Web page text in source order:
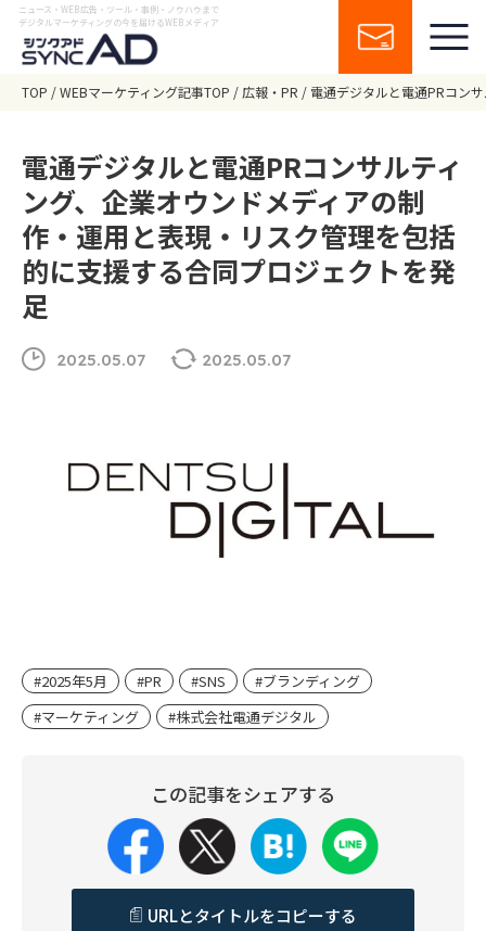
ニュース・WEB広告・ツール・事例・ノウハウまで
デジタルマーケティングの今を届けるWEBメディア
TOP WEBマーケティング記事TOP 広報・PR 電通デジタルと電通PRコン
電通デジタルと電通PRコンサルティ
ング、企業オウンドメディアの制
作・運用と表現・リスク管理を包括
的に支援する合同プロジェクトを発
足
2025.05.07 2025.05.07
#2025年5月 #PR #SNS
#ブランディング
#マーケティング
#株式会社電通デジタル
この記事をシェアする
URLとタイトルをコピーする